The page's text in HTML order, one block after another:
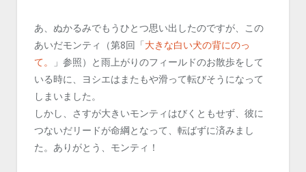
あ、ぬかるみでもうひとつ思い出したのですが、この
あいだモンティ（第8回「大きな白い犬の背にのっ
て。
」参照）と雨上がりのフィールドのお散歩をして
いる時に、ヨシエはまたもや滑って転びそうになって
しまいました。
しかし、さすが大きいモンティはびくともせず、彼に
つないだリードが命綱となって、転ばずに済みまし
た。ありがとう、モンティ！